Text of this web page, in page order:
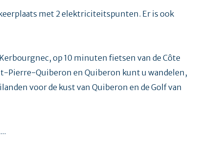
met 2 elektriciteitspunten. Er is ook
op 10 minuten fietsen van de Côte
Pierre-Quiberon en Quiberon kunt u wandelen,
voor de kust van Quiberon en de Golf van